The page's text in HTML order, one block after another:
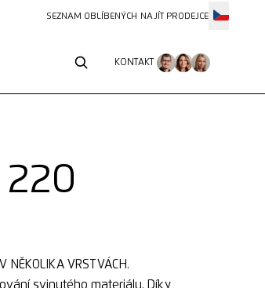
SEZNAM OBLÍBENÝCH NAJÍT PRODEJCE
KONTAKT
220
NĚKOLIKA VRSTVÁCH.
svinutého materiálu. Díky